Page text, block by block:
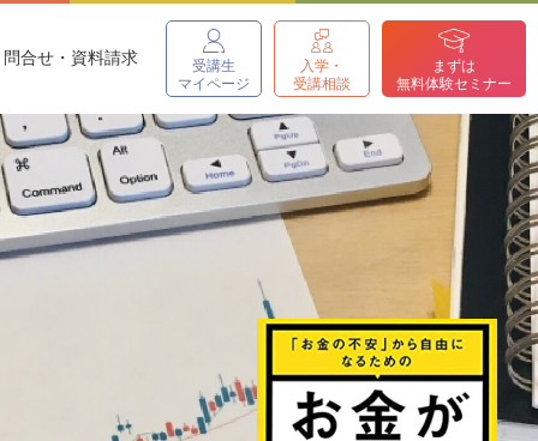
受講生
マイページ
入学・
受講相談
まずは
無料体験セミナー
問合せ・資料請求